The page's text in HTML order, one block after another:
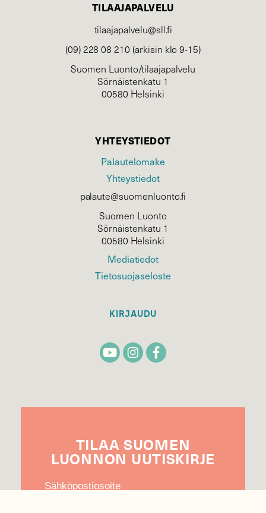
TILAAJAPALVELU
tilaajapalvelu@sll.fi
(09) 228 08 210 (arkisin klo 9-15)
Suomen Luonto/tilaajapalvelu
Sörnäistenkatu 1
00580 Helsinki
YHTEYSTIEDOT
Palautelomake
Yhteystiedot
palaute@suomenluonto.fi
Suomen Luonto
Sörnäistenkatu 1
00580 Helsinki
Mediatiedot
Tietosuojaseloste
KIRJAUDU
TILAA SUOMEN
LUONNON UUTIS­KIRJE
Sähköpostiosoite